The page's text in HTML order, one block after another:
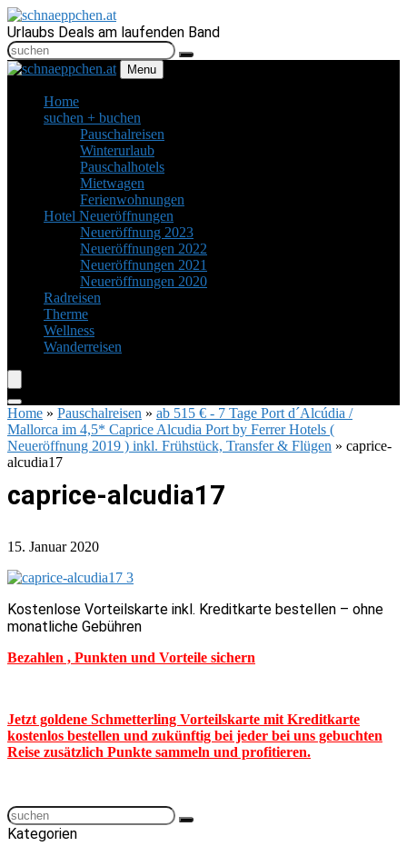
Urlaubs Deals am laufenden Band
Menu
Home
suchen + buchen
Pauschalreisen
Winterurlaub
Pauschalhotels
Mietwagen
Ferienwohnungen
Hotel Neueröffnungen
Neueröffnung 2023
Neueröffnungen 2022
Neueröffnungen 2021
Neueröffnungen 2020
Radreisen
Therme
Wellness
Wanderreisen
Home » Pauschalreisen » ab 515 € - 7 Tage Port d´Alcúdia /
Mallorca im 4,5* Caprice Alcudia Port by Ferrer Hotels (
Neueröffnung 2019 ) inkl. Frühstück, Transfer & Flügen » caprice-
alcudia17
caprice-alcudia17
15. Januar 2020
Kostenlose Vorteilskarte inkl. Kreditkarte bestellen – ohne
monatliche Gebühren
Bezahlen , Punkten und Vorteile sichern
Jetzt goldene Schmetterling Vorteilskarte mit Kreditkarte
kostenlos bestellen und zukünftig bei jeder bei uns gebuchten
Reise zusätzlich Punkte sammeln und profitieren.
Kategorien